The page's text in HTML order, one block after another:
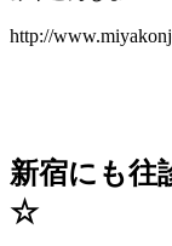
http://
新宿にも往
☆